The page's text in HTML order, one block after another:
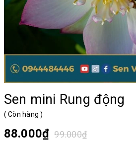
Sen mini Rung động
( Còn hàng)
88.000₫ 99.000₫